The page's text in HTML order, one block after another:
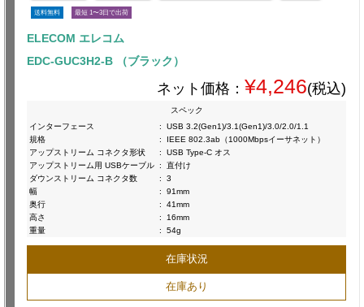
送料無料 最短 1〜3日で出荷
ELECOM エレコム
EDC-GUC3H2-B （ブラック）
ネット価格： ¥4,246(税込)
スペック
インターフェース
:
USB 3.2(Gen1)/3.1(Gen1)/3.0/2.0/1.1
規格
:
IEEE 802.3ab（1000Mbpsイーサネット）
アップストリーム コネクタ形状
:
USB Type-C オス
アップストリーム用 USBケーブル :
直付け
ダウンストリーム コネクタ数
:
3
幅
:
91mm
奥行
:
41mm
高さ
:
16mm
重量
: 54g
在庫状況
在庫あり